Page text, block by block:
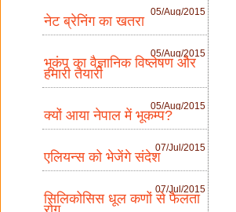
05/Aug/2015
नेट ब्रेनिंग का खतरा
05/Aug/2015
भूकंप का वैज्ञानिक विष्लेषण और
हमारी तैयारी
05/Aug/2015
क्यों आया नेपाल में भूकम्प?
07/Jul/2015
एलियन्स को भेजेंगे संदेश
07/Jul/2015
सिलिकोसिस धूल कणों से फैलता